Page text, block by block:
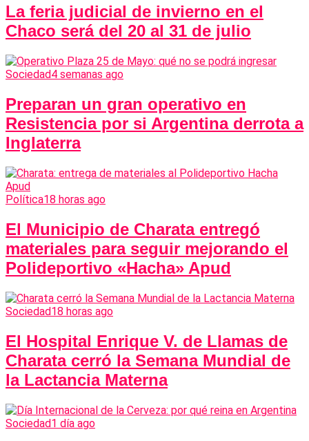
La feria judicial de invierno en el
Chaco será del 20 al 31 de julio
Sociedad4 semanas ago
Preparan un gran operativo en
Resistencia por si Argentina derrota a
Inglaterra
Política18 horas ago
El Municipio de Charata entregó
materiales para seguir mejorando el
Polideportivo «Hacha» Apud
Sociedad18 horas ago
El Hospital Enrique V. de Llamas de
Charata cerró la Semana Mundial de
la Lactancia Materna
Sociedad1 día ago